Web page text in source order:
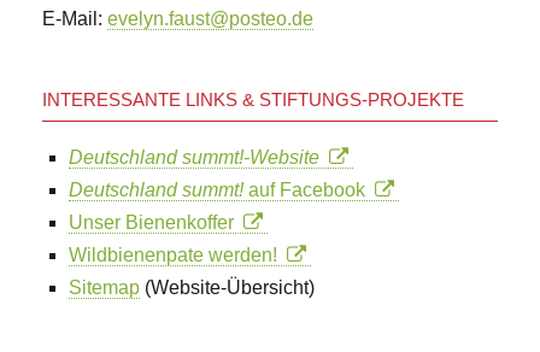
E-Mail: evelyn.faust@posteo.de
INTERESSANTE LINKS & STIFTUNGS-PROJEKTE
Deutschland summt!-Website
Deutschland summt!auf Facebook
Unser Bienenkoffer
Wildbienenpate werden!
Sitemap (Website-Übersicht)